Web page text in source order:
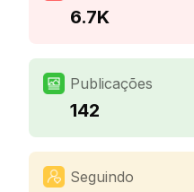
6.7K
Publicações
142
Seguindo